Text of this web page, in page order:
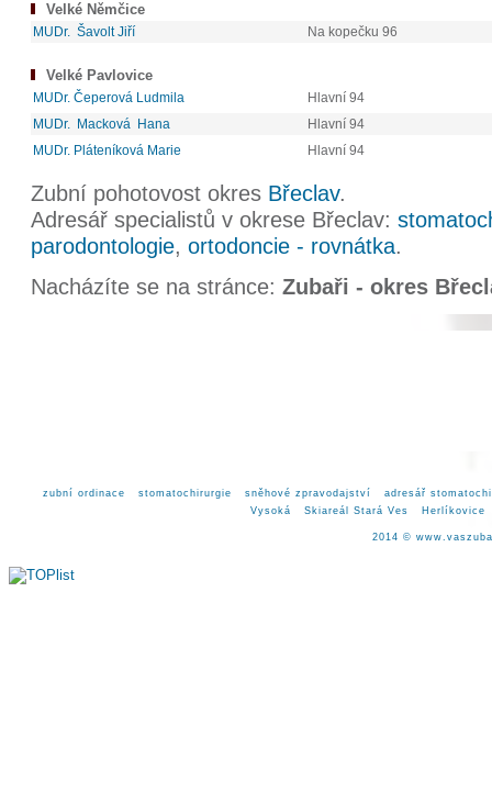
Velké Němčice
MUDr. Šavolt Jiří Na kopečku 96
Velké Pavlovice
MUDr. Čeperová Ludmila
Hlavní 94
MUDr. Macková Hana
Hlavní 94
MUDr. Pláteníková Marie
Hlavní 94
Zubní pohotovost okres Břeclav.
Adresář specialistů v okrese Břeclav:
parodontologie, ortodoncie - rovnátka.
Nacházíte se na stránce: Zubaři - okres
zubní ordinace stomatochirurgie sněhové zpravodajství
adresář
Vysoká
Skiareál Stará Ves Herlíkovice
2014 ©